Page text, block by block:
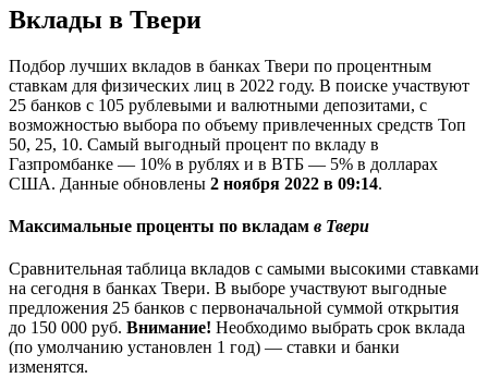
Вклады в Твери
Подбор лучших вкладов в банках Твери по процентным
ставкам для физических лиц в 2022 году. В поиске участвуют
25 банков с 105 рублевыми и валютными депозитами, с
возможностью выбора по объему привлеченных средств Топ
50, 25, 10. Самый выгодный процент по вкладу в
Газпромбанке — 10% в рублях и в ВТБ — 5% в долларах
США. Данные обновлены 2 ноября 2022 в 09:14.
Максимальные проценты по вкладам в Твери
Сравнительная таблица вкладов с самыми высокими ставками
на сегодня в банках Твери. В выборе участвуют выгодные
предложения 25 банков с первоначальной суммой открытия
до 150 000 руб. Внимание! Необходимо выбрать срок вклада
(по умолчанию установлен 1 год) — ставки и банки
изменятся.